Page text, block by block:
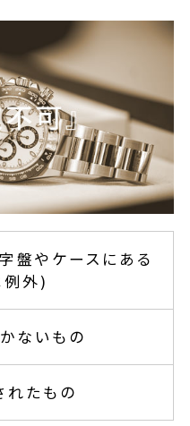
盤やケースにある
例外)
ないもの
れたもの